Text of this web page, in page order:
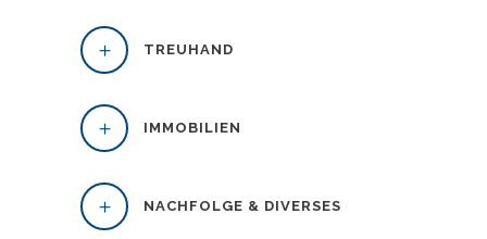
TREUHAND
IMMOBILIEN
NACHFOLGE & DIVERSES